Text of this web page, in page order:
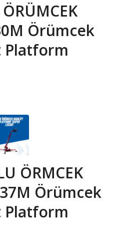
Örümcek
ÖRMCEK
Örümcek